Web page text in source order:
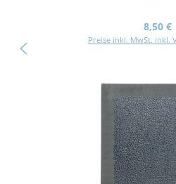
8,50 €
Preise inkl. MwSt. inkl.